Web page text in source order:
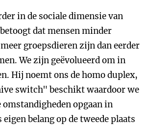
in de sociale dimensie van
dat mensen minder
groepsdieren zijn dan eerder
We zijn geëvolueerd om in
Hij noemt ons de homo duplex,
switch" beschikt waardoor we
omstandigheden opgaan in
eigen belang op de tweede plaats